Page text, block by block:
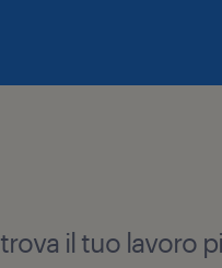
trova il tuo lavoro